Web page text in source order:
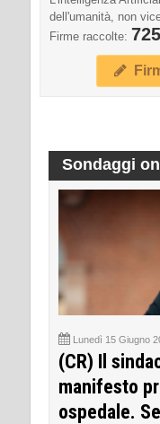
dell'umanità, non
Firme raccolte: 725
Sondaggi
Lunedì 15 Giugno
(CR) Il
manifesto
ospedale.